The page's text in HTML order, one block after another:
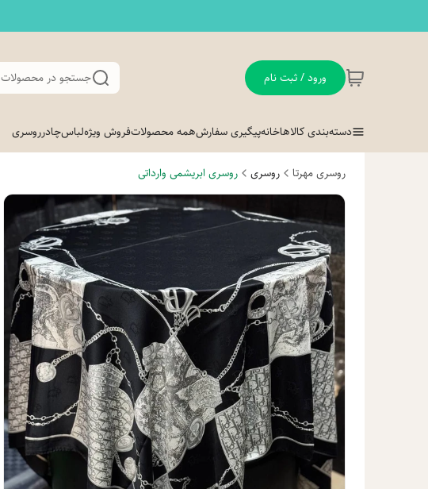
ورود / ثبت نام جستجو در محصولات
دسته‌بندی کالاهاخانهپیگیری سفارشهمه محصولاتفروش ویژهلباسچادرروسری
روسری مهرتا روسری روسری ابریشمی وارداتی